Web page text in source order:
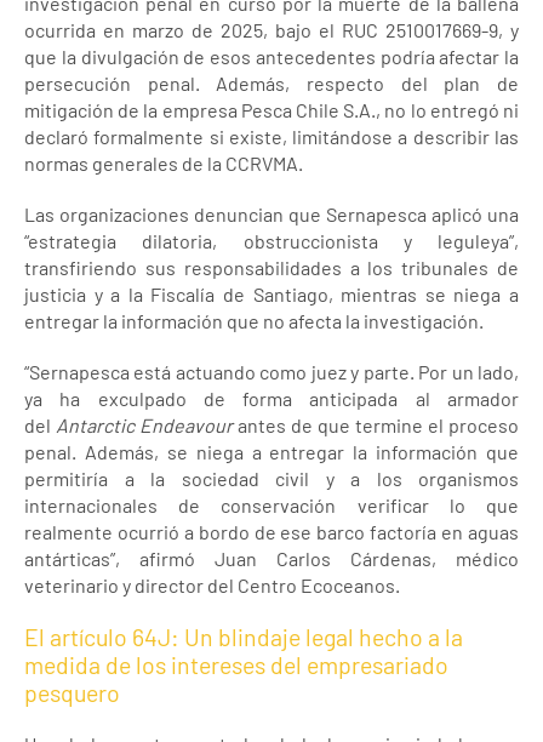
ocurrida en marzo de 2025, bajo el RUC 2510017669-9, y
que la divulgación de esos antecedentes podría afectar la
persecución penal. Además, respecto del plan de
mitigación de la empresa Pesca Chile S.A., no lo entregó ni
declaró formalmente si existe, limitándose a describir las
normas generales de la CCRVMA.
Las organizaciones denuncian que Sernapesca aplicó una
“estrategia dilatoria, obstruccionista y leguleya”,
transfiriendo sus responsabilidades a los tribunales de
justicia y a la Fiscalía de Santiago, mientras se niega a
entregar la información que no afecta la investigación.
“Sernapesca está actuando como juez y parte. Por un lado,
ya ha exculpado de forma anticipada al armador
del Antarctic Endeavourantes de que termine el proceso
penal. Además, se niega a entregar la información que
permitiría a la sociedad civil y a los organismos
internacionales de conservación verificar lo que
realmente ocurrió a bordo de ese barco factoría en aguas
antárticas”, afirmó Juan Carlos Cárdenas, médico
veterinario y director del Centro Ecoceanos.
El artículo 64J: Un blindaje legal hecho a la
medida de los intereses del empresariado
pesquero